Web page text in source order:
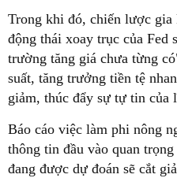
Trong khi đó, chiến lược gia
động thái xoay trục của Fed
trường tăng giá chưa từng
suất, tăng trưởng tiền tệ
giảm, thúc đẩy sự tự tin của
Báo cáo việc làm phi nông
thông tin đầu vào quan
đang được dự đoán sẽ cắt